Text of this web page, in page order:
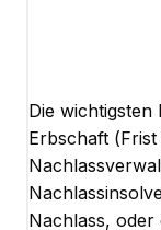
Die
Erbschaft
Nachlass, oder